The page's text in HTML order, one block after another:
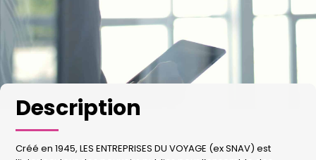
Description
Créé en 1945, LES ENTREPRISES DU VOYAGE (ex SNAV) est